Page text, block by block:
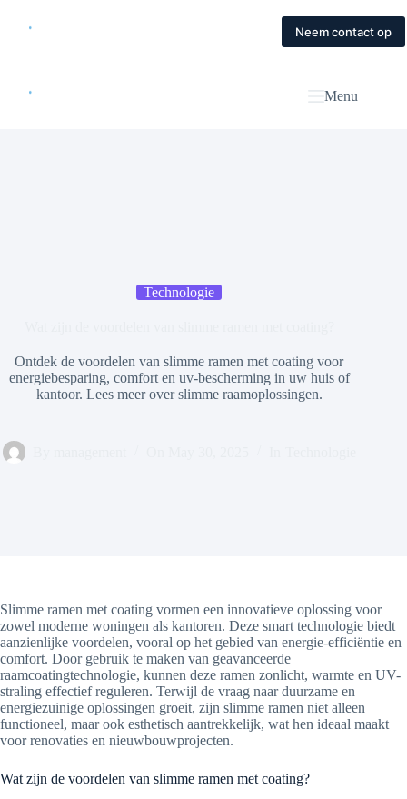
Contact
Neem contact op
Menu
Technologie
Ontdek de voordelen van slimme ramen met coating voor
energiebesparing, comfort en uv-bescherming in uw huis of
kantoor. Lees meer over slimme raamoplossingen.
Slimme ramen met coating vormen een innovatieve oplossing voor
zowel moderne woningen als kantoren. Deze smart technologie biedt
aanzienlijke voordelen, vooral op het gebied van energie-efficiëntie en
comfort. Door gebruik te maken van geavanceerde
raamcoatingtechnologie, kunnen deze ramen zonlicht, warmte en UV-
straling effectief reguleren. Terwijl de vraag naar duurzame en
energiezuinige oplossingen groeit, zijn slimme ramen niet alleen
functioneel, maar ook esthetisch aantrekkelijk, wat hen ideaal maakt
voor renovaties en nieuwbouwprojecten.
Wat zijn de voordelen van slimme ramen met coating?